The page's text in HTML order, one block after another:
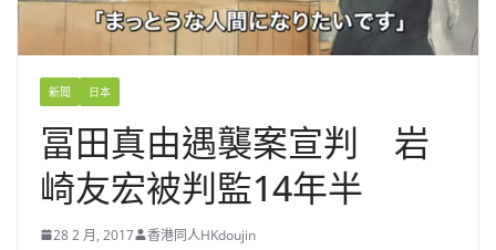
新聞 日本
冨田真由遇襲案宣判 岩
崎友宏被判監14年半
28 2 月, 2017 香港同人HKdoujin